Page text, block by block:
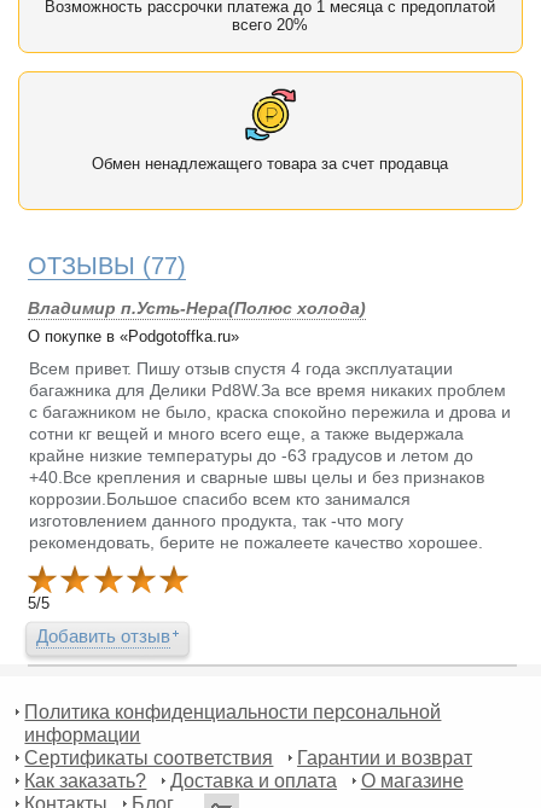
Возможность рассрочки платежа до 1 месяца с предоплатой
всего 20%
Обмен ненадлежащего товара за счет продавца
ОТЗЫВЫ (77)
Владимир п.Усть-Нера(Полюс холода)
О покупке в «Podgotoffka.ru»
Всем привет. Пишу отзыв спустя 4 года эксплуатации
багажника для Делики Pd8W.За все время никаких проблем
с багажником не было, краска спокойно пережила и дрова и
сотни кг вещей и много всего еще, а также выдержала
крайне низкие температуры до -63 градусов и летом до
+40.Все крепления и сварные швы целы и без признаков
коррозии.Большое спасибо всем кто занимался
изготовлением данного продукта, так -что могу
рекомендовать, берите не пожалеете качество хорошее.
5/5
Добавить отзыв
Политика конфиденциальности персональной
информации
Сертификаты соответствия
Гарантии и возврат
Как заказать?
Доставка и оплата
О магазине
Контакты
Блог